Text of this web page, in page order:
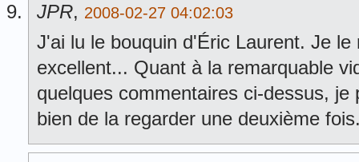
JPR, 2008-02-27 04:02:03
J'ai lu le bouquin d'Éric Laurent. Je
excellent... Quant à la remarquable
quelques commentaires ci-dessus,
bien de la regarder une deuxième